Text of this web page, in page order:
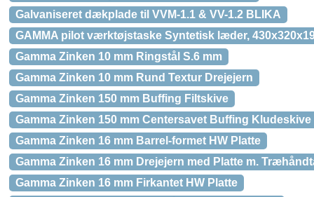
Galvaniseret dækplade til VVM-1.1 & VV-1.2 BLIKA
GAMMA pilot værktøjstaske Syntetisk læder,
Gamma Zinken 10 mm Ringstål S.6 mm
Gamma Zinken 10 mm Rund Textur Drejejern
Gamma Zinken 150 mm Buffing Filtskive
Gamma Zinken 150 mm Centersavet Buffing Kludeskive
Gamma Zinken 16 mm Barrel-formet HW Platte
Gamma Zinken 16 mm Drejejern med Platte m.
Gamma Zinken 16 mm Firkantet HW Platte